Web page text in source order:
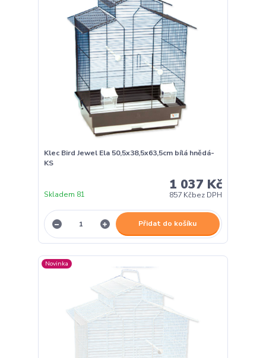
Klec Bird Jewel Ela 50,5x38,5x63,5cm bílá hnědá-
KS
1 037 Kč
857 Kčbez DPH
Skladem 81
Přidat do košíku
Novinka